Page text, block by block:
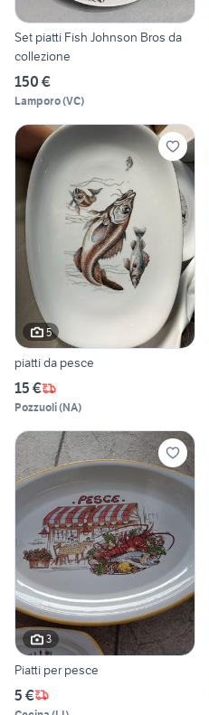
Set piatti Fish Johnson Bros da
collezione
150 €
Lamporo(VC)
5
piatti da pesce
15 €
Pozzuoli(NA)
3
Piatti per pesce
5 €